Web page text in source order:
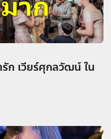
ก เวียร์ศุกลวัฒน์ ใน